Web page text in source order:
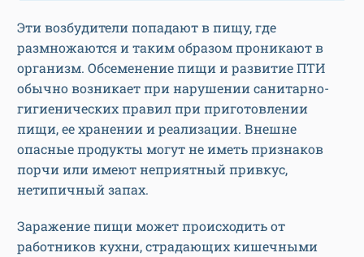
Эти возбудители попадают в пищу, где
размножаются и таким образом проникают в
организм. Обсеменение пищи и развитие ПТИ
обычно возникает при нарушении санитарно-
гигиенических правил при приготовлении
пищи, ее хранении и реализации. Внешне
опасные продукты могут не иметь признаков
порчи или имеют неприятный привкус,
нетипичный запах.
Заражение пищи может происходить от
работников кухни, страдающих кишечными